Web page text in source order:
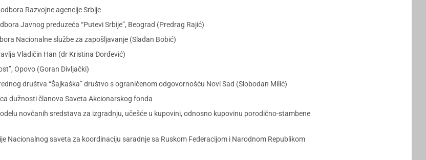
Razvojne agencije Srbije
Javnog preduzeća “Putevi Srbije”, Beograd (Predrag Rajić)
Nacionalne službe za zapošljavanje (Slađan Bobić)
Vladičin Han (dr Kristina Đorđević)
Opovo (Goran Divljački)
društva “Šajkaška” društvo s ograničenom odgovornošću Novi Sad (Slobodan Milić)
dužnosti članova Saveta Akcionarskog fonda
novčanih sredstava za izgradnju, učešće u kupovini, odnosno kupovinu porodično-stambene
Nacionalnog saveta za koordinaciju saradnje sa Ruskom Federacijom i Narodnom Republikom